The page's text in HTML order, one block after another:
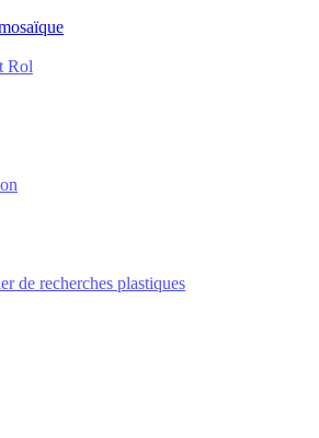
Rol
de recherches plastiques